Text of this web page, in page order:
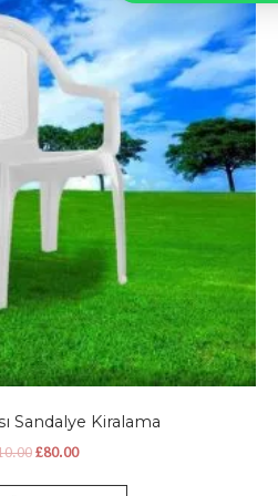
Sandalye Kiralama
Orijinal
£80.00Şu